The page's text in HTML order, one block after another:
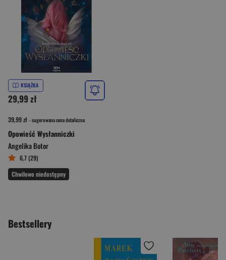
KSIĄŻKA
29,99 zł
39,99 zł - sugerowana cena detaliczna
Opowieść Wysłanniczki
Angelika Botor
6,7 (29)
Chwilowo niedostępny
Bestsellery